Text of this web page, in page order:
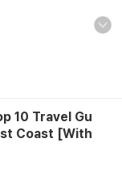
10 Travel Gu
Coast [With